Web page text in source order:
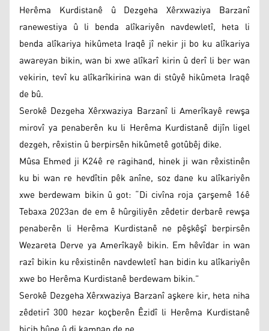
Herêma Kurdistanê û Dezgeha Xêrxwaziya Barzanî
ranewestiya û li benda alîkariyên navdewletî, heta li
benda alîkariya hikûmeta Iraqê jî nekir ji bo ku alîkariya
awareyan bikin, wan bi xwe alîkarî kirin û derî li ber wan
vekirin, tevî ku alîkarîkirina wan di stûyê hikûmeta Iraqê
de bû.
Serokê Dezgeha Xêrxwaziya Barzanî li Amerîkayê rewşa
mirovî ya penaberên ku li Herêma Kurdistanê dijîn ligel
dezgeh, rêxistin û berpirsên hikûmetê gotûbêj dike.
Mûsa Ehmed ji K24ê re ragihand, hinek ji wan rêxistinên
ku bi wan re hevdîtin pêk anîne, soz dane ku alîkariyên
xwe berdewam bikin û got: “Di civîna roja çarşemê 16ê
Tebaxa 2023an de em ê hûrgiliyên zêdetir derbarê rewşa
penaberên li Herêma Kurdistanê ne pêşkêşî berpirsên
Wezareta Derve ya Amerîkayê bikin. Em hêvîdar in wan
razî bikin ku rêxistinên navdewletî han bidin ku alîkariyên
xwe bo Herêma Kurdistanê berdewam bikin.”
Serokê Dezgeha Xêrxwaziya Barzanî aşkere kir, heta niha
zêdetirî 300 hezar koçberên Êzidî li Herêma Kurdistanê